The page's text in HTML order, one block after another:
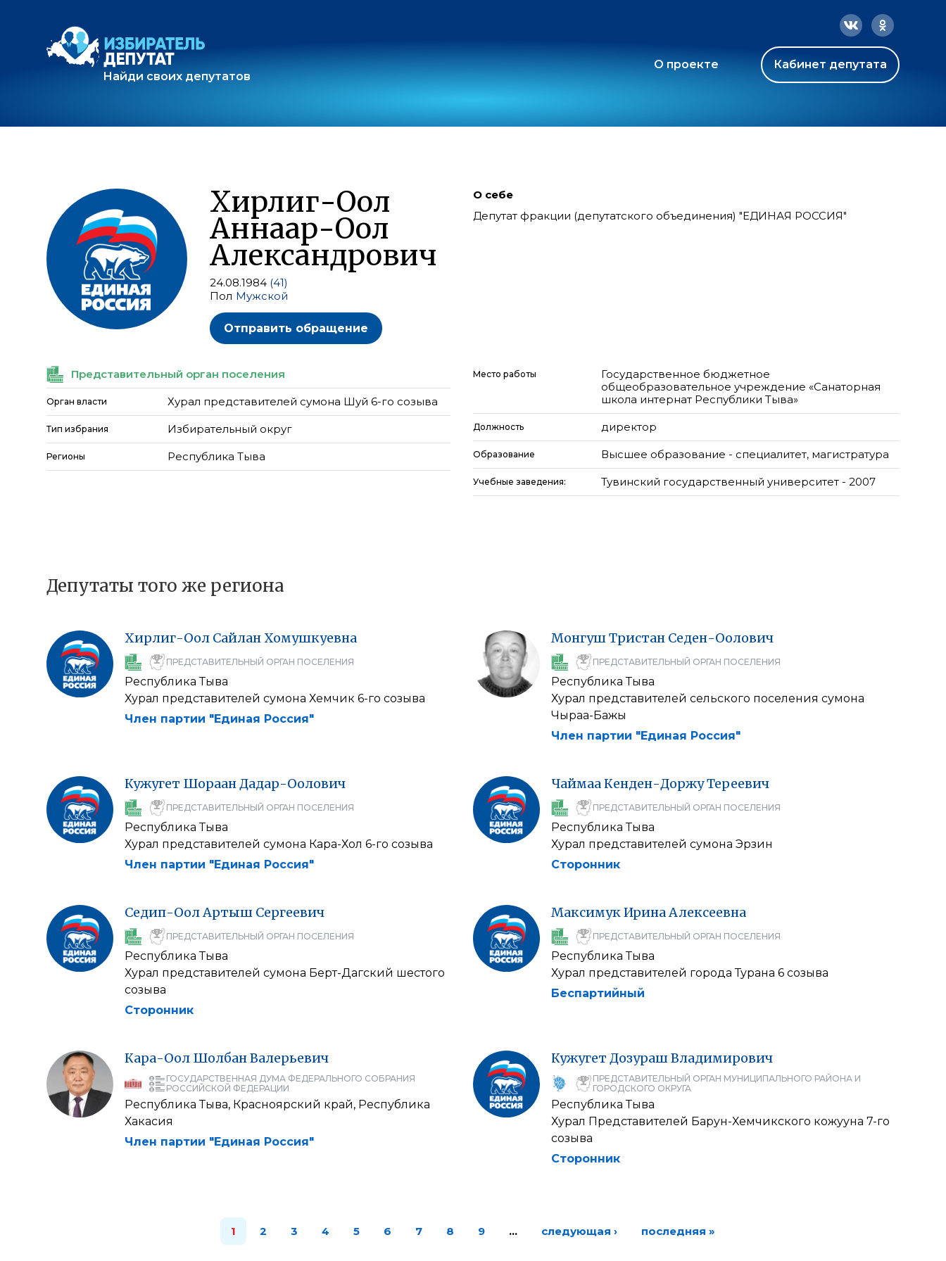
Найди своих депутатов
О проекте Кабинет депутата
Хирлиг-Оол
Аннаар-Оол
Александрович
24.08.1984 (41)
Пол Мужской
Отправить обращение
О себе
Депутат фракции (депутатского объединения) "ЕДИНАЯ РОССИЯ"
Представительный орган поселения
Орган власти Хурал представителей сумона Шуй 6-го созыва
Тип избрания Избирательный округ
Регионы Республика Тыва
Место работы
Государственное бюджетное
общеобразовательное учреждение «Санаторная
школа интернат Республики Тыва»
Должность директор
Образование Высшее образование - специалитет, магистратура
Учебные заведения: Тувинский государственный университет - 2007
Депутаты того же региона
Хирлиг-Оол СайланХомушкуевна
ПРЕДСТАВИТЕЛЬНЫЙ ОРГАН ПОСЕЛЕНИЯ
Республика Тыва
Хурал представителей сумона Хемчик 6-го созыва
Член партии "Единая Россия"
МонгушТристан Седен-Оолович
ПРЕДСТАВИТЕЛЬНЫЙ ОРГАН ПОСЕЛЕНИЯ
Республика Тыва
Хурал представителей сельского поселения сумона
Чыраа-Бажы
Член партии "Единая Россия"
Кужугет ШораанДадар-Оолович
ПРЕДСТАВИТЕЛЬНЫЙ ОРГАН ПОСЕЛЕНИЯ
Республика Тыва
Хурал представителей сумона Кара-Хол 6-го созыва
Член партии "Единая Россия"
Чаймаа Кенден-ДоржуТереевич
ПРЕДСТАВИТЕЛЬНЫЙ ОРГАН ПОСЕЛЕНИЯ
Республика Тыва
Хурал представителей сумона Эрзин
Сторонник
Седип-ОолАртыш Сергеевич
ПРЕДСТАВИТЕЛЬНЫЙ ОРГАН ПОСЕЛЕНИЯ
Республика Тыва
Хурал представителей сумона Берт-Дагский шестого
созыва
Сторонник
МаксимукИринаАлексеевна
ПРЕДСТАВИТЕЛЬНЫЙ ОРГАН ПОСЕЛЕНИЯ
Республика Тыва
Хурал представителей города Турана 6 созыва
Беспартийный
Кара-Оол ШолбанВалерьевич
ГОСУДАРСТВЕННАЯ ДУМА ФЕДЕРАЛЬНОГО СОБРАНИЯ
РОССИЙСКОЙ ФЕДЕРАЦИИ
Республика Тыва, Красноярский край, Республика
Хакасия
Член партии "Единая Россия"
Кужугет ДозурашВладимирович
ПРЕДСТАВИТЕЛЬНЫЙ ОРГАН МУНИЦИПАЛЬНОГО РАЙОНА И
ГОРОДСКОГО ОКРУГА
Республика Тыва
Хурал Представителей Барун-Хемчикского кожууна 7-го
созыва
Сторонник
1 2 3 4 5 6 7 8 9 … следующая › последняя »